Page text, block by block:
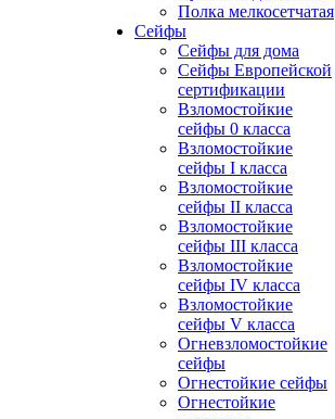
Полка мелкосетчатая
Сейфы
Сейфы для дома
Сейфы Европейской
сертификации
Взломостойкие
сейфы 0 класса
Взломостойкие
сейфы I класса
Взломостойкие
сейфы II класса
Взломостойкие
сейфы III класса
Взломостойкие
сейфы IV класса
Взломостойкие
сейфы V класса
Огневзломостойкие
сейфы
Огнестойкие сейфы
Огнестойкие